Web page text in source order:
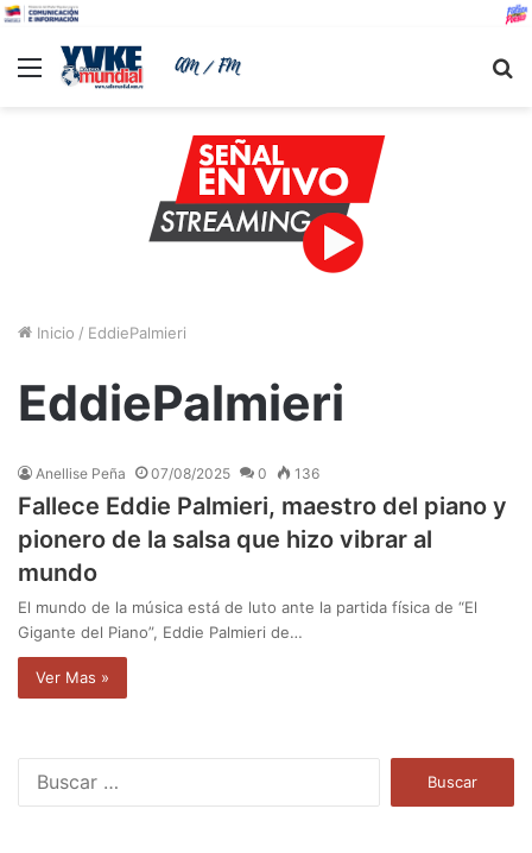
Menu
Inicio / EddiePalmieri
EddiePalmieri
Anellise Peña 07/08/2025 0 136
Fallece Eddie Palmieri, maestro del piano y
pionero de la salsa que hizo vibrar al
mundo
El mundo de la música está de luto ante la partida física de “El
Gigante del Piano”, Eddie Palmieri de…
Ver Mas »